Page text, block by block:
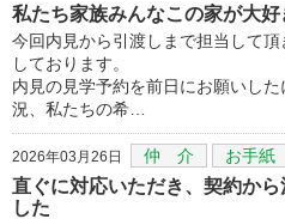
私たち家族みんなこの家が大好
今回内見から引渡しまで担当して
しております。
内見の見学予約を前日にお願いし
況、私たちの希…
2026年03月26日 仲 介 お手紙
直ぐに対応いただき、契約か
した